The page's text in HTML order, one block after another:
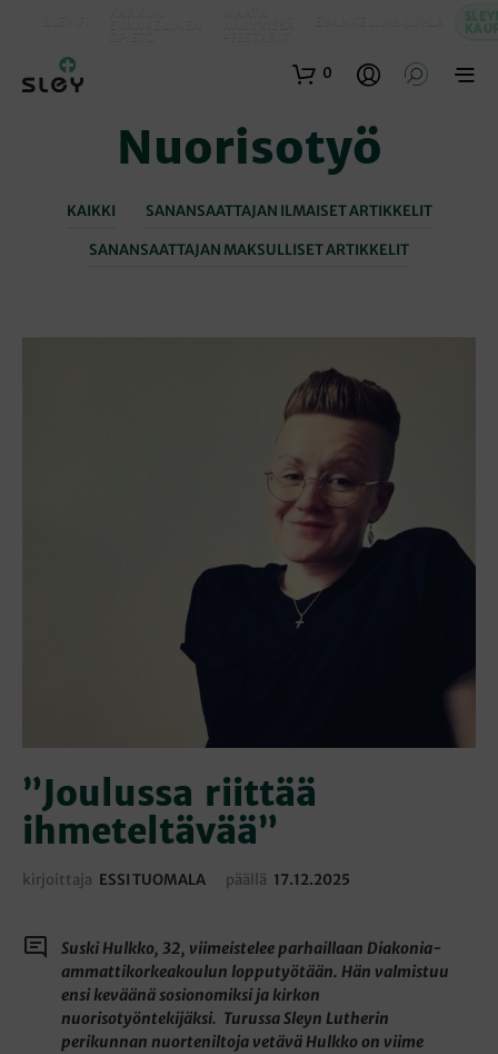
0
Nuorisotyö
KAIKKI SANANSAATTAJAN ILMAISET ARTIKKELIT
SANANSAATTAJAN MAKSULLISET ARTIKKELIT
”Joulussa riittää
ihmeteltävää”
kirjoittaja ESSI TUOMALA päällä 17.12.2025
Suski Hulkko, 32, viimeistelee parhaillaan Diakonia-
ammattikorkeakoulun lopputyötään. Hän valmistuu
ensi keväänä sosionomiksi ja kirkon
nuorisotyöntekijäksi. Turussa Sleyn Lutherin
perikunnan nuorteniltoja vetävä Hulkko on viime